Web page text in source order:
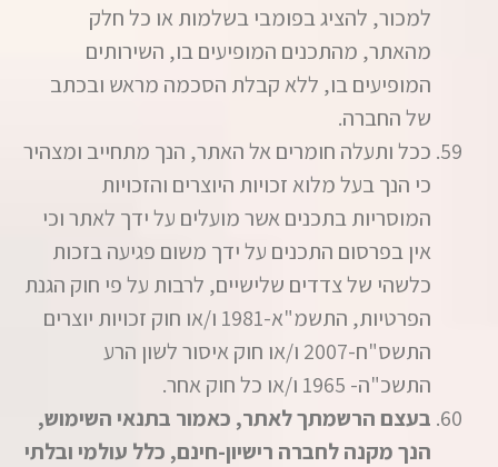
למכור, להציג בפומבי בשלמות או כל חלק
מהאתר, מהתכנים המופיעים בו, השירותים
המופיעים בו, ללא קבלת הסכמה מראש ובכתב
של החברה.
ככל ותעלה חומרים אל האתר, הנך מתחייב ומצהיר
כי הנך בעל מלוא זכויות היוצרים והזכויות
המוסריות בתכנים אשר מועלים על ידך לאתר וכי
אין בפרסום התכנים על ידך משום פגיעה בזכות
כלשהי של צדדים שלישיים, לרבות על פי חוק הגנת
הפרטיות, התשמ"א-1981 ו/או חוק זכויות יוצרים
התשס"ח-2007 ו/או חוק איסור לשון הרע
התשכ"ה- 1965 ו/או כל חוק אחר.
בעצם הרשמתך לאתר, כאמור בתנאי השימוש,
הנך מקנה לחברה רישיון-חינם, כלל עולמי ובלתי